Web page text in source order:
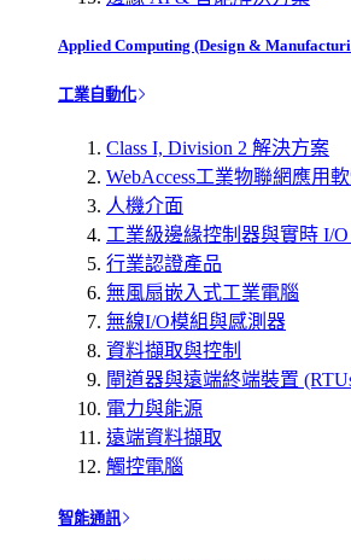
Applied Computing (Design &
工業自動化
Class I, Division 2 解決方案
WebAccess工業物聯網應用
人機介面
工業級邊緣控制器與實時 I/
行業認證產品
無風扇嵌入式工業電腦
無線I/O模組與感測器
資料擷取與控制
閘道器與遠端終端裝置
電力與能源
遠端資料擷取
觸控電腦
智能通訊